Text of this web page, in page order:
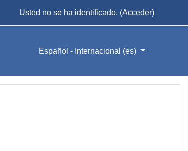
Usted no se ha identificado. (Acceder)
Español - Internacional ‎(es)‎